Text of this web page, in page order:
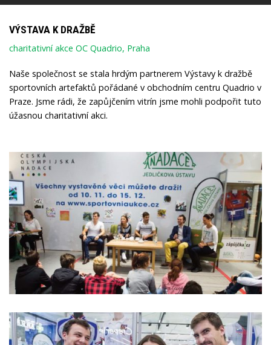
VÝSTAVA K DRAŽBĚ
charitativní akce OC Quadrio, Praha
Naše společnost se stala hrdým partnerem Výstavy k dražbě
sportovních artefaktů pořádané v obchodním centru Quadrio v
Praze. Jsme rádi, že zapůjčením vitrín jsme mohli podpořit tuto
úžasnou charitativní akci.